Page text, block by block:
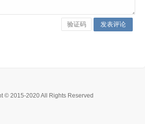
© 2015-2020 All Rights Reserved